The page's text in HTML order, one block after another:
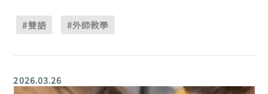
#雙語 #外師教學
2026.03.26